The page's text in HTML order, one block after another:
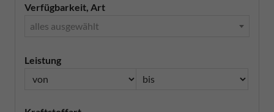
Verfügbarkeit, Art
alles ausgewählt
Leistung